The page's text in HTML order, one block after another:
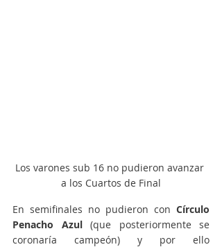
Los varones sub 16 no pudieron avanzar
a los Cuartos de Final
En semifinales no pudieron con Círculo
Penacho Azul (que posteriormente se
coronaría campeón) y por ello